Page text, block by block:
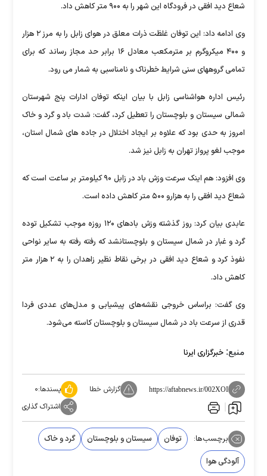
شعاع دید افقی در فرودگاه این شهر را به ۹۰۰ متر کاهش داد.
وی ادامه داد: این توفان غلظت ذرات معلق در هوای زابل را به مرز ۲ هزار
و ۴۰۰ میکروگرم بر مترمکعب معادل ۱۶ برابر حد مجاز رساند که برای
تمامی گروههای سنی شرایط خطرناک و نامناسبی به شمار می رود.
رئیس اداره هواشناسی زابل با بیان اینکه توفان ادارات پنج شهرستان
شمالی سیستان و بلوچستان را تعطیل کرد، گفت: شدت باد و گرد و خاک
امروز به حدی بود که علاوه بر ایجاد اختلال در جاده های شمال استان،
موجب لغو پرواز تهران به زابل نیز شد.
وی افزود: هم اینک سرعت وزش باد در زابل ۹۰ کیلومتر بر ساعت است که
شعاع دید افقی را به هزارو ۵۰۰ متر کاهش داده است.
عابدی بیان کرد: روز گذشته وزش بادهای ۱۲۰ روزه موجب تشکیل توده
گرد و غبار در شمال سیستان و بلوچستانشد که رفته رفته به سایر نواحی
نفوذ کرد و شعاع دید افقی در برخی نقاط نظیر زاهدان را به ۲ هزار متر
کاهش داد.
وی گفت: براساس خروجی نقشه‌های پیشیابی و مدل‌های عددی فردا
قدری از سرعت باد در شمال سیستان و بلوچستان کاسته می‌شود.
منبع: خبرگزاری ایرنا
https://aftabnews.ir/002XOI گزارش خطا پسندها:۰
اشتراک گذاری
برچسب‌ها: توفان سیستان و بلوچستان
گرد و خاک
آلودگی هوا